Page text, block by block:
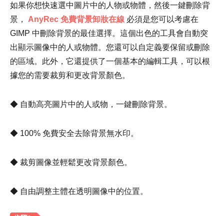
如果你想快速選中圖片中的人物或物體，然後一鍵刪除背
景， AnyRec 免費背景卸妝在線 必須是您可以考慮在
GIMP 中刪除背景的最佳選擇。這個出色的工具會自動突
出顯示圖像中的人或物體。您還可以自定義要保留或刪除
的區域。此外，它還提供了一個基本的編輯工具，可以根
據您的需要裁剪和更改背景顏色。
◆ 自動高亮圖片中的人或物，一鍵刪除背景。
◆ 100% 免費安全去除背景無水印。
◆ 裁剪圖像並輕鬆更改背景顏色。
◆ 自由調整主體在透明圖像中的位置。